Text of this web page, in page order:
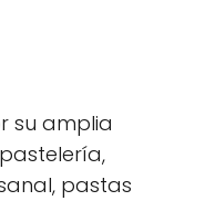
su amplia
pastas